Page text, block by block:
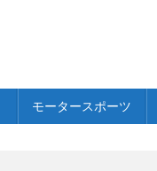
モータースポーツ